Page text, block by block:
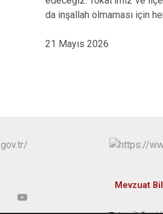
da inşallah olmaması için
21 Mayıs 2026
Mevzuat